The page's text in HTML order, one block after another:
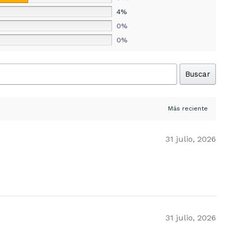
4%
0%
0%
Buscar
31 julio, 2026
31 julio, 2026